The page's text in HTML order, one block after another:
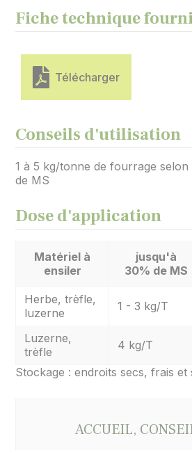
Fiche technique
Télécharger
Conseils d'utilisation
1 à 5 kg/tonne de fourrage selon
de MS
Dose d'application
Matériel à
ensiler
jusqu'à
30% de MS
Herbe, trèfle,
luzerne
1 - 3 kg/T
Luzerne,
trèfle
4 kg/T
Stockage : endroits secs, frais et
ACCUEIL,